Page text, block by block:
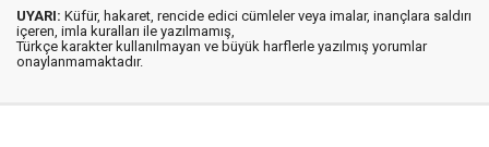
UYARI: Küfür, hakaret, rencide edici cümleler veya imalar, inançlara saldırı
içeren, imla kuralları ile yazılmamış,
Türkçe karakter kullanılmayan ve büyük harflerle yazılmış yorumlar
onaylanmamaktadır.